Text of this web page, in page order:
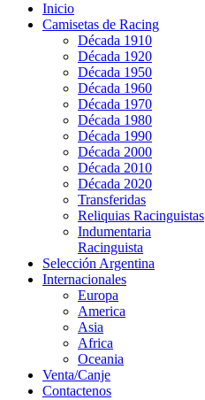
Inicio
Camisetas de Racing
Década 1910
Década 1920
Década 1950
Década 1960
Década 1970
Década 1980
Década 1990
Década 2000
Década 2010
Década 2020
Transferidas
Reliquias Racinguistas
Indumentaria
Racinguista
Selección Argentina
Internacionales
Europa
America
Asia
Africa
Oceania
Venta/Canje
Contactenos